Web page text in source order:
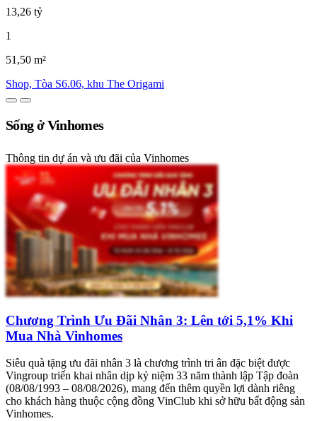
13,26 tỷ
1
51,50 m²
Shop, Tòa S6.06, khu The Origami
Sống ở Vinhomes
Thông tin dự án và ưu đãi của Vinhomes
Chương Trình Ưu Đãi Nhân 3: Lên tới 5,1% Khi
Mua Nhà Vinhomes
Siêu quà tặng ưu đãi nhân 3 là chương trình tri ân đặc biệt được
Vingroup triển khai nhân dịp kỷ niệm 33 năm thành lập Tập đoàn
(08/08/1993 – 08/08/2026), mang đến thêm quyền lợi dành riêng
cho khách hàng thuộc cộng đồng VinClub khi sở hữu bất động sản
Vinhomes.